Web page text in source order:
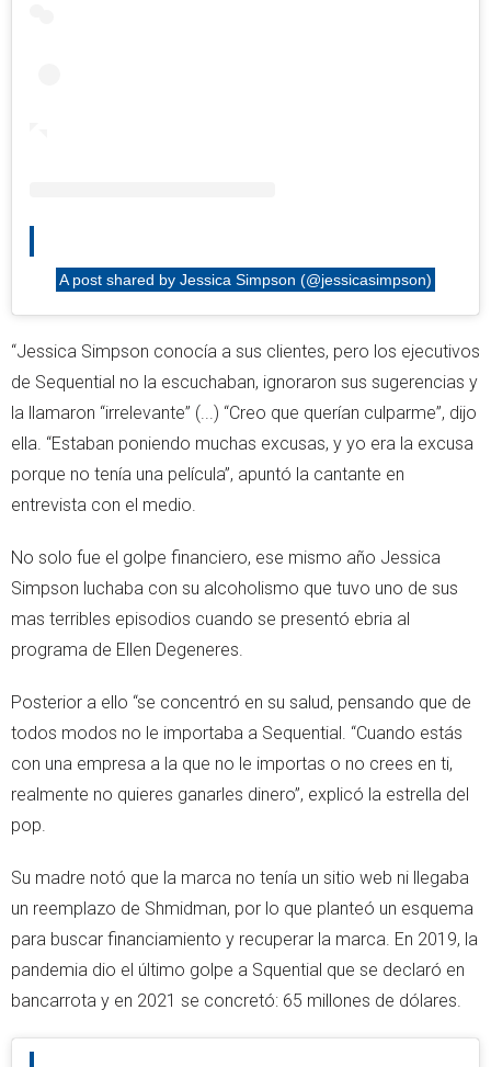
A post shared by Jessica Simpson (@jessicasimpson)
“Jessica Simpson conocía a sus clientes, pero los ejecutivos
de Sequential no la escuchaban, ignoraron sus sugerencias y
la llamaron “irrelevante” (...) “Creo que querían culparme”, dijo
ella. “Estaban poniendo muchas excusas, y yo era la excusa
porque no tenía una película”, apuntó la cantante en
entrevista con el medio.
No solo fue el golpe financiero, ese mismo año Jessica
Simpson luchaba con su alcoholismo que tuvo uno de sus
mas terribles episodios cuando se presentó ebria al
programa de Ellen Degeneres.
Posterior a ello “se concentró en su salud, pensando que de
todos modos no le importaba a Sequential. “Cuando estás
con una empresa a la que no le importas o no crees en ti,
realmente no quieres ganarles dinero”, explicó la estrella del
pop.
Su madre notó que la marca no tenía un sitio web ni llegaba
un reemplazo de Shmidman, por lo que planteó un esquema
para buscar financiamiento y recuperar la marca. En 2019, la
pandemia dio el último golpe a Squential que se declaró en
bancarrota y en 2021 se concretó: 65 millones de dólares.